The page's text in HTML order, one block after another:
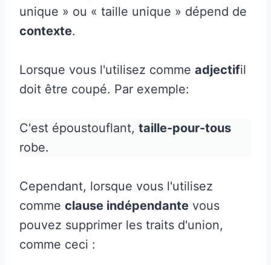
unique » ou « taille unique » dépend de
contexte.
Lorsque vous l'utilisez comme adjectifil
doit être coupé. Par exemple:
C'est époustouflant, taille-pour-tous
robe.
Cependant, lorsque vous l'utilisez
comme clause indépendante vous
pouvez supprimer les traits d'union,
comme ceci :